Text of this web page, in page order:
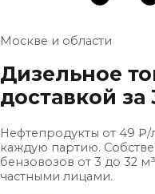
Москве и области
Дизельное
доставкой за
Нефтепродукты от 49 ₽/
каждую партию.
бензовозов от 3 до 32
частными лицами.